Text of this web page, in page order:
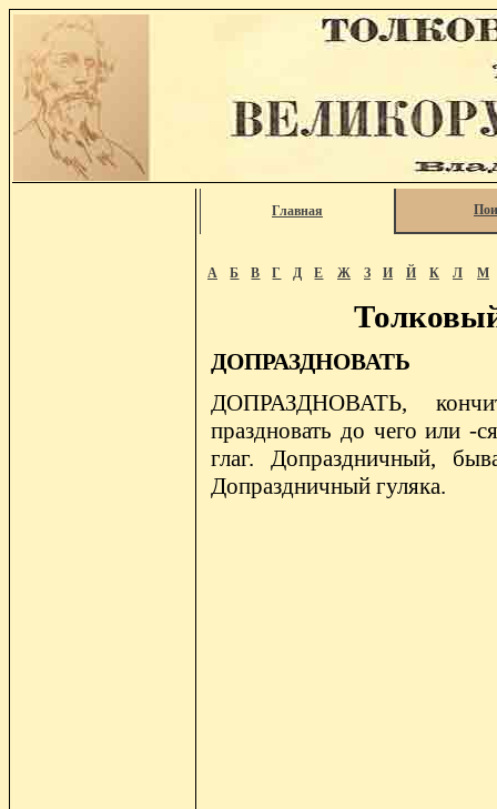
Главная
А Б В Г Д Е Ж З И Й К Л М
ДОПРАЗДНОВАТЬ
ДОПРАЗДНОВАТЬ,
праздновать до чего или -
глаг. Допраздничный,
Допраздничный гуляка.